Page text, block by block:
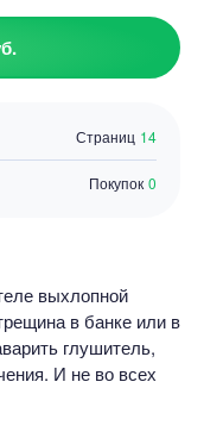
Страниц 14
Покупок 0
выхлопной
в банке или в
глушитель,
И не во всех